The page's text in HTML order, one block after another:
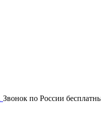
Звонок по России